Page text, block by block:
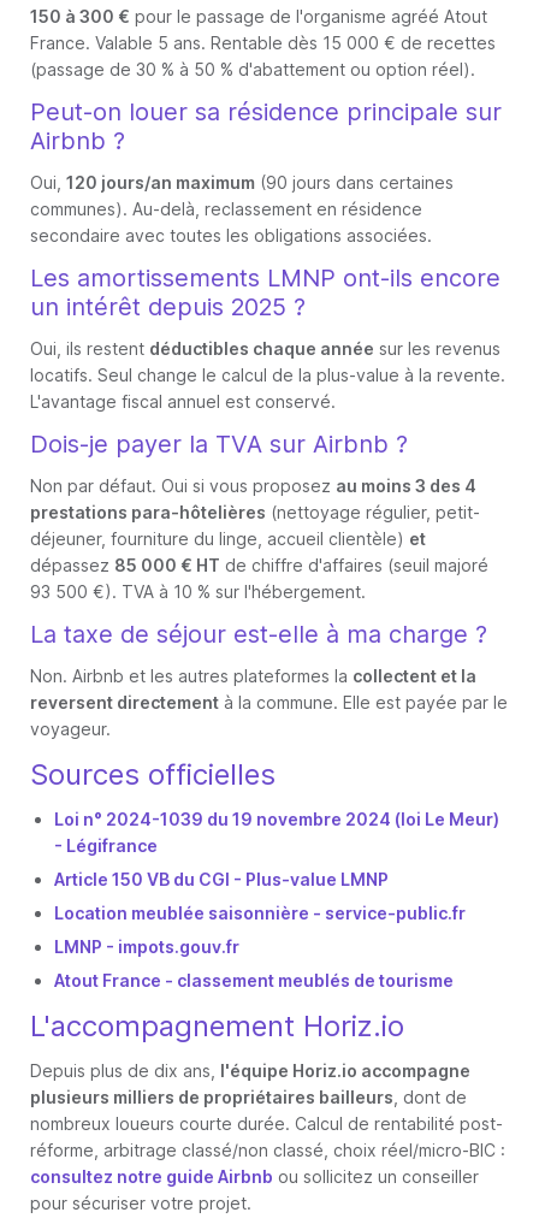
150 à 300 € pour le passage de l'organisme agréé Atout
France. Valable 5 ans. Rentable dès 15 000 € de recettes
(passage de 30 % à 50 % d'abattement ou option réel).
Peut-on louer sa résidence principale sur
Airbnb ?
Oui, 120 jours/an maximum (90 jours dans certaines
communes). Au-delà, reclassement en résidence
secondaire avec toutes les obligations associées.
Les amortissements LMNP ont-ils encore
un intérêt depuis 2025 ?
Oui, ils restent déductibles chaque année sur les revenus
locatifs. Seul change le calcul de la plus-value à la revente.
L'avantage fiscal annuel est conservé.
Dois-je payer la TVA sur Airbnb ?
Non par défaut. Oui si vous proposez au moins 3 des 4
prestations para-hôtelières (nettoyage régulier, petit-
déjeuner, fourniture du linge, accueil clientèle) et
dépassez 85 000 € HT de chiffre d'affaires (seuil majoré
93 500 €). TVA à 10 % sur l'hébergement.
La taxe de séjour est-elle à ma charge ?
Non. Airbnb et les autres plateformes la collectent et la
reversent directement à la commune. Elle est payée par le
voyageur.
Sources officielles
Loi n° 2024-1039 du 19 novembre 2024 (loi Le Meur)
- Légifrance
Article 150 VB du CGI - Plus-value LMNP
Location meublée saisonnière - service-public.fr
LMNP - impots.gouv.fr
Atout France - classement meublés de tourisme
L'accompagnement Horiz.io
Depuis plus de dix ans, l'équipe Horiz.io accompagne
plusieurs milliers de propriétaires bailleurs , dont de
nombreux loueurs courte durée. Calcul de rentabilité post-
réforme, arbitrage classé/non classé, choix réel/micro-BIC :
consultez notre guide Airbnb ou sollicitez un conseiller
pour sécuriser votre projet.